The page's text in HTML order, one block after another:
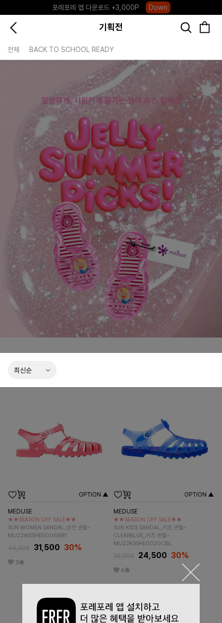
하우스오브캐러셀, 국내단독 프리오더(~8/10) Click
기획전
전체 BACK TO SCHOOL READY
OPTION ▲
MEDUSE
★★SEASON OFF SALE★★
SUN WOMEN SANDAL_성인 샌들-
MU22WSSHE0006BRY
45,000 31,500 30%
3
OPTION ▲
MEDUSE
★★SEASON OFF SALE★★
SUN KIDS SANDAL_키즈 샌들-
CLEARBLUE_키즈 샌들-
MU22KSSHE0020CBL
35,000 24,500 30%
4